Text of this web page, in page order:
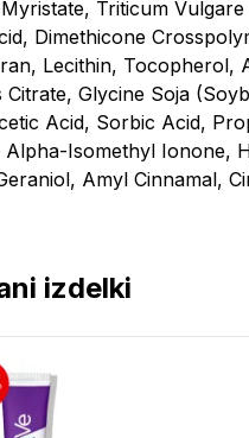
Triticum
Dimethicone
Lecithin, Tocopherol,
Citrate, Glycine Soja
Acid, Sorbic Acid,
Alpha-Isomethyl Ionone,
Amyl Cinnamal,
izdelki